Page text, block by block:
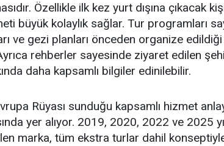
Özellikle ilk kez yurt dışına çıkacak
büyük kolaylık sağlar. Tur programları
ve gezi planları önceden organize
rehberler sayesinde ziyaret edilen
daha kapsamlı bilgiler edinilebilir.
Rüyası sunduğu kapsamlı hizmet
yer alıyor. 2019, 2020, 2022 ve 2025
marka, tüm ekstra turlar dahil